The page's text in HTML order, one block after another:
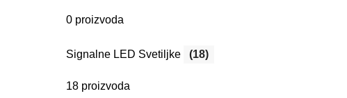
0 proizvoda
Signalne LED Svetiljke (18)
18 proizvoda